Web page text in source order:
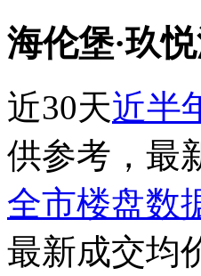
海伦堡·玖
近30天近半
供参考，最
全市楼盘数
最新成交均